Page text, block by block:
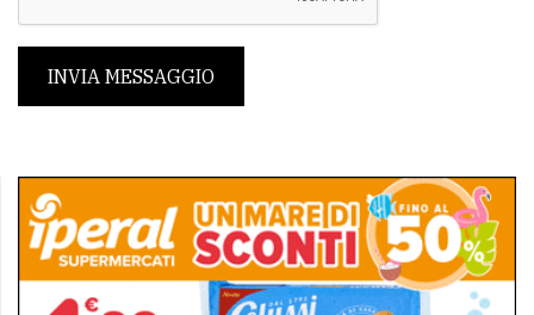
INVIA MESSAGGIO